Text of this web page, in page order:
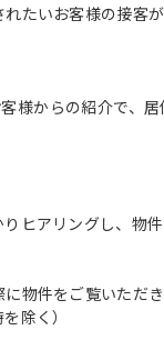
たいお客様の接客が
様からの紹介で、
ヒアリングし、物件
物件をご覧いただき
除く）